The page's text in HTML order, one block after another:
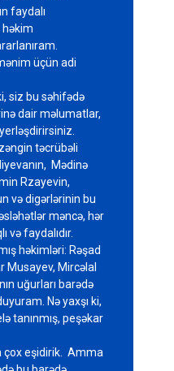
faydalı
həkim
üçün adi
siz bu səhifədə
dair məlumatlar,
təcrübəli
Mədinə
Rzayevin,
və digərlərinin bu
məncə, hər
və faydalıdır.
həkimləri: Rəşad
Musayev, Mircəlal
uğurları barədə
Nə yaxşı ki,
tanınmış, peşəkar
çox eşidirik. Amma